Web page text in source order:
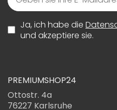
Ja, ich habe die
und akzeptiere sie.
PREMIUMSHOP24
Ottostr. 4a
76227 Karlsruhe